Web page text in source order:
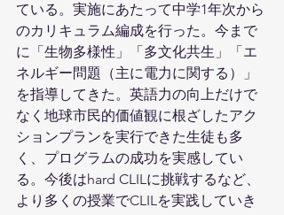
ている。実施にあたって中学1年次から
のカリキュラム編成を行った。今まで
に「生物多様性」「多文化共生」「エ
ネルギー問題（主に電力に関する）」
を指導してきた。英語力の向上だけで
なく地球市民的価値観に根ざしたアク
ションプランを実行できた生徒も多
く、プログラムの成功を実感してい
る。今後はhard CLILに挑戦するなど、
より多くの授業でCLILを実践していき